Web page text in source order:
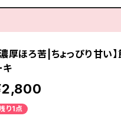
濃厚ほろ苦|ちょっぴり甘い
キ
り1点